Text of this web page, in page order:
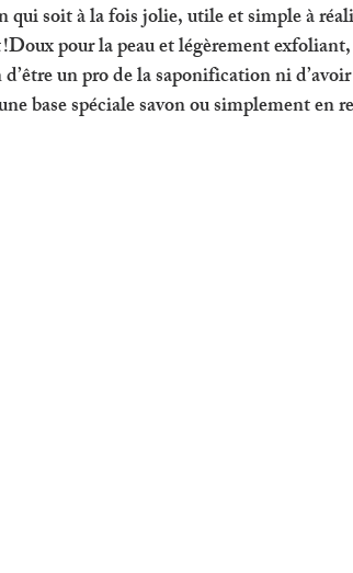
qui soit à la fois jolie, utile et simple à
!Doux pour la peau et légèrement
un pro de la saponification ni
base spéciale savon ou simplement en